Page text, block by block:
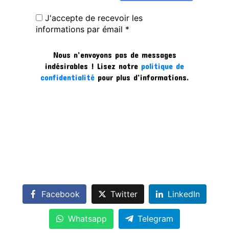
J'accepte de recevoir les
informations par émail *
Nous n’envoyons pas de messages
indésirables ! Lisez notre politique de
confidentialité pour plus d’informations.
Facebook Twitter LinkedIn
Whatsapp Telegram